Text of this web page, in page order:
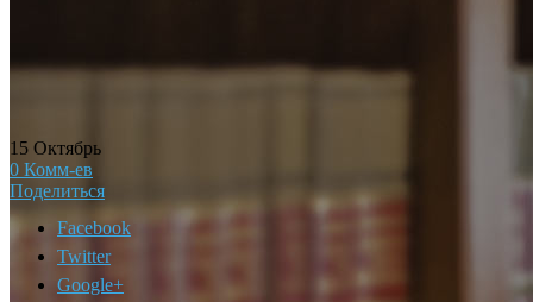
15 Октябрь
0 Комм-ев
Поделиться
Facebook
Twitter
Google+